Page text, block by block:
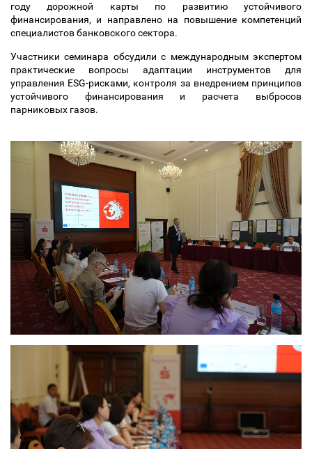
году дорожной карты по развитию устойчивого
финансирования, и направлено на повышение компетенций
специалистов банковского сектора.
Участники семинара обсудили с международным экспертом
практические вопросы адаптации инструментов для
управления ESG-рисками, контроля за внедрением принципов
устойчивого финансирования и расчета выбросов
парниковых газов.